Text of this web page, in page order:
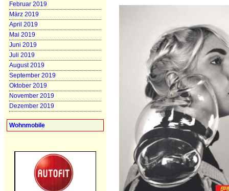
Februar 2019
März 2019
April 2019
Mai 2019
Juni 2019
Juli 2019
August 2019
September 2019
Oktober 2019
November 2019
Dezember 2019
Wohnmobile